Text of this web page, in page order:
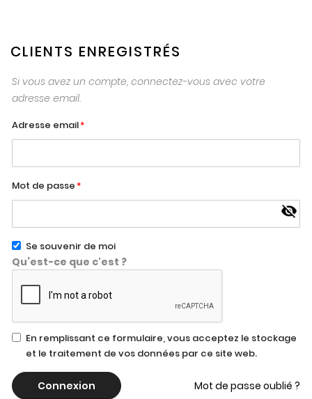
CLIENTS ENREGISTRÉS
Si vous avez un compte, connectez-vous avec votre
adresse email.
Adresse email
Mot de passe
Se souvenir de moi
Qu’est-ce que c'est ?
En remplissant ce formulaire, vous acceptez le stockage
et le traitement de vos données par ce site web.
Connexion Mot de passe oublié ?